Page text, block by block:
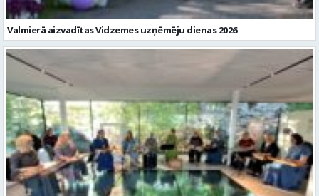
Valmierā aizvadītas Vidzemes uzņēmēju dienas 2026